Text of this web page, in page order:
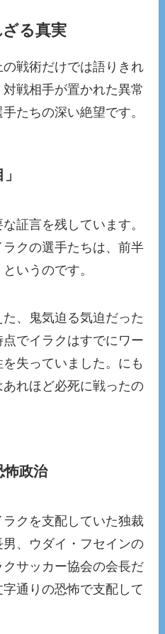
る真実
戦術だけでは語りきれ
戦相手が置かれた異常
たちの深い絶望です。
証言を残しています。
クの選手たちは、前半
いうのです。
、鬼気迫る気迫だった
でイラクはすでにワー
失っていました。にも
れほど必死に戦ったの
怖政治
クを支配していた独裁
、ウダイ・フセインの
サッカー協会の会長だ
通りの恐怖で支配して